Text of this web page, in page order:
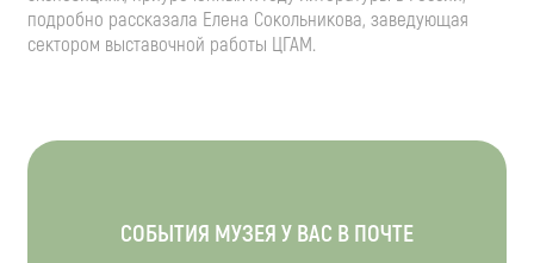
подробно рассказала Елена Сокольникова, заведующая
сектором выставочной работы ЦГАМ.
СОБЫТИЯ МУЗЕЯ У ВАС В ПОЧТЕ